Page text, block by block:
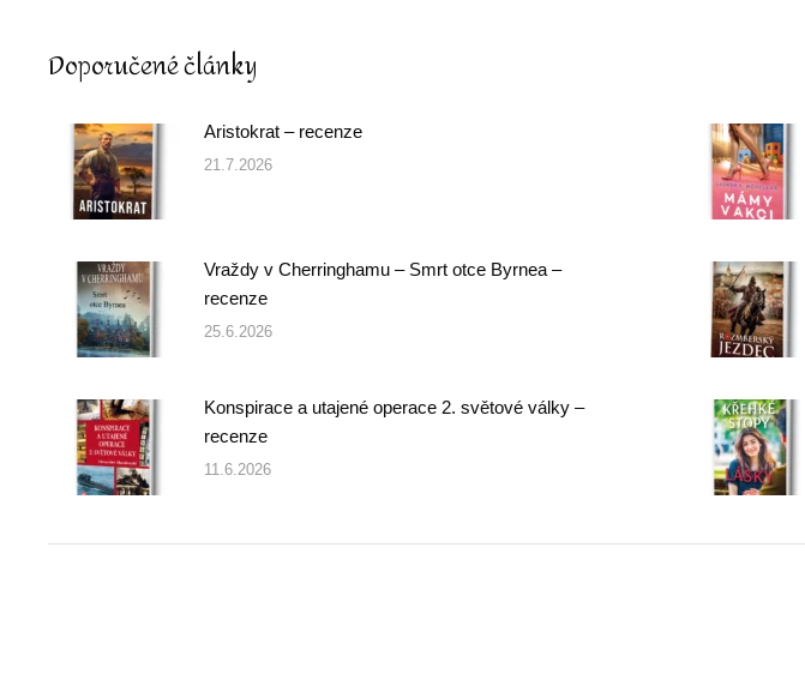
Doporučené články
Aristokrat – recenze
21.7.2026
Vraždy v Cherringhamu – Smrt otce Byrnea –
recenze
25.6.2026
Konspirace a utajené operace 2. světové války –
recenze
11.6.2026